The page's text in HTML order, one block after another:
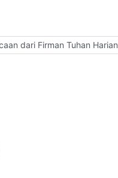
dari Firman Tuhan Harian